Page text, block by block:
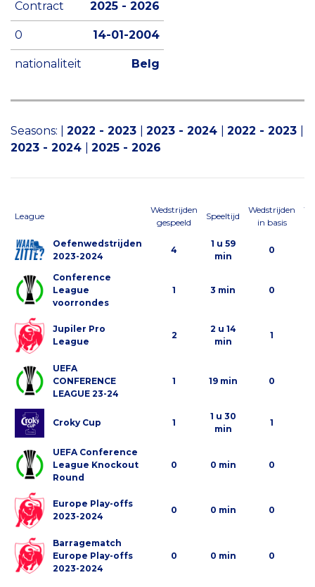
Contract 2025 - 2026
0 14-01-2004
nationaliteit Belg
Seasons: 2022 - 2023 2023 - 2024 2022 - 2023
2023 - 2024
2025 - 2026
League
Wedstrijden
gespeeld
Speeltijd
Wedstrijden
in basis
Oefenwedstrijden
2023-2024
4
1 u 59
min
0
Conference
League
voorrondes
1 3 min 0
Jupiler Pro
League
2
2 u 14
min
1
UEFA
CONFERENCE
LEAGUE 23-24
1 19 min 0
Croky Cup 1
1 u 30
min
1
UEFA Conference
League Knockout
Round
0 0 min 0
Europe Play-offs
2023-2024
0 0 min 0
Barragematch
Europe Play-offs
2023-2024
0 0 min 0